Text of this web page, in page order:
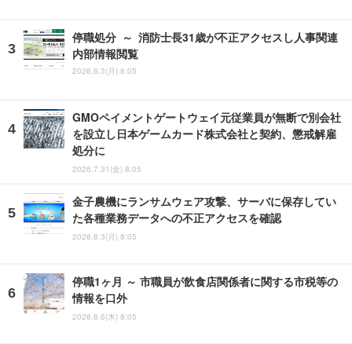
停職処分 ～ 消防士長31歳が不正アクセスし人事関連
内部情報閲覧
2026.8.3(月) 8:05
GMOペイメントゲートウェイ元従業員が無断で別会社
を設立し日本ゲームカード株式会社と契約、懲戒解雇
処分に
2026.7.31(金) 8:05
金子農機にランサムウェア攻撃、サーバに保存してい
た各種業務データへの不正アクセスを確認
2026.8.3(月) 8:05
停職1ヶ月 ～ 市職員が飲食店関係者に関する市税等の
情報を口外
2026.8.6(木) 8:05